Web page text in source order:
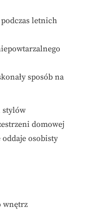
podczas letnich
sposób na
stylów
domowej
osobisty
wnętrz